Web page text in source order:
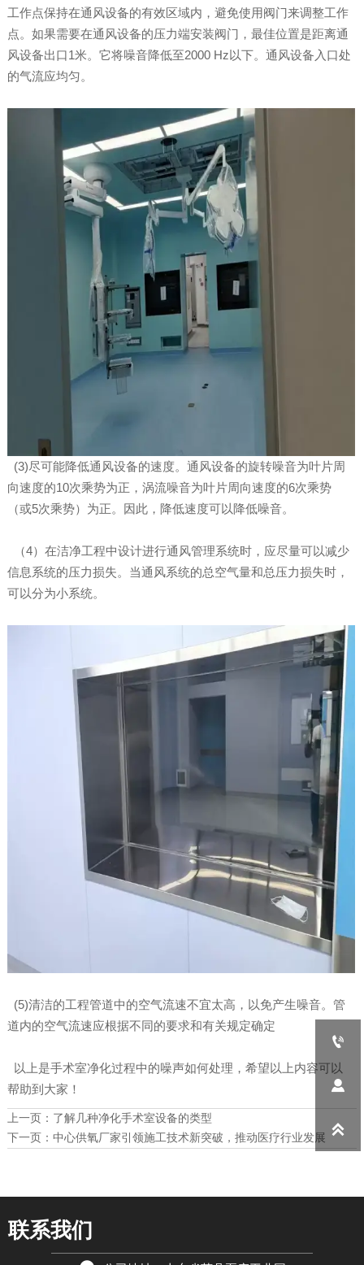
工作点保持在通风设备的有效区域内，避免使用阀门来调整工作
点。如果需要在通风设备的压力端安装阀门，最佳位置是距离通
风设备出口1米。它将噪音降低至2000 Hz以下。通风设备入口处
的气流应均匀。
(3)尽可能降低通风设备的速度。通风设备的旋转噪音为叶片周
向速度的10次乘势为正，涡流噪音为叶片周向速度的6次乘势
（或5次乘势）为正。因此，降低速度可以降低噪音。
（4）在洁净工程中设计进行通风管理系统时，应尽量可以减少
信息系统的压力损失。当通风系统的总空气量和总压力损失时，
可以分为小系统。
(5)清洁的工程管道中的空气流速不宜太高，以免产生噪音。管
道内的空气流速应根据不同的要求和有关规定确定
以上是手术室净化过程中的噪声如何处理，希望以上内容可以
帮助到大家！
上一页： 了解几种净化手术室设备的类型
下一页： 中心供氧厂家引领施工技术新突破，推动医疗行业发展
联系我们


